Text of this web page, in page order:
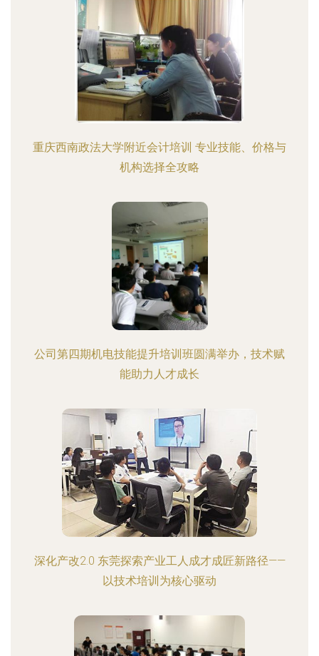
重庆西南政法大学附近会计培训 专业技能、价格与
机构选择全攻略
公司第四期机电技能提升培训班圆满举办，技术赋
能助力人才成长
深化产改2.0 东莞探索产业工人成才成匠新路径——
以技术培训为核心驱动